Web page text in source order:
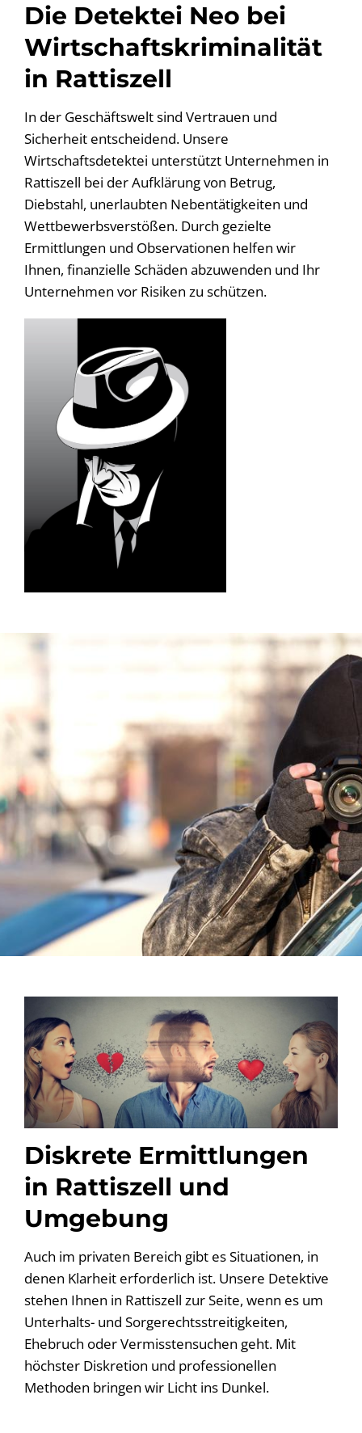
Die Detektei Neo bei
Wirtschaftskriminalität
in Rattiszell
In der Geschäftswelt sind Vertrauen und
Sicherheit entscheidend. Unsere
Wirtschaftsdetektei unterstützt Unternehmen in
Rattiszell bei der Aufklärung von Betrug,
Diebstahl, unerlaubten Nebentätigkeiten und
Wettbewerbsverstößen. Durch gezielte
Ermittlungen und Observationen helfen wir
Ihnen, finanzielle Schäden abzuwenden und Ihr
Unternehmen vor Risiken zu schützen.
Diskrete Ermittlungen
in Rattiszell und
Umgebung
Auch im privaten Bereich gibt es Situationen, in
denen Klarheit erforderlich ist. Unsere Detektive
stehen Ihnen in Rattiszell zur Seite, wenn es um
Unterhalts- und Sorgerechtsstreitigkeiten,
Ehebruch oder Vermisstensuchen geht. Mit
höchster Diskretion und professionellen
Methoden bringen wir Licht ins Dunkel.